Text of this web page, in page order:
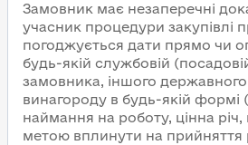
Замовник має незаперечні
учасник процедури закупівлі
погоджується дати прямо чи
будь-якій службовій
замовника, іншого
винагороду в будь-якій
наймання на роботу, цінна
метою вплинути на